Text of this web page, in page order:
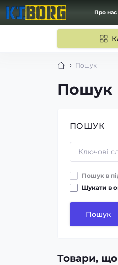
Про нас
Пошук
Пошук
ПОШУК
Пошук в
Шукати в
Пошук
Товари,